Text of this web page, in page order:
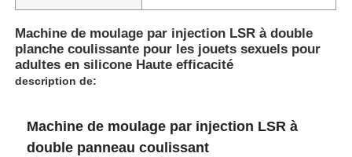
Machine de moulage par injection LSR à double
planche coulissante pour les jouets sexuels pour
adultes en silicone Haute efficacité
description de:
Machine de moulage par injection LSR à
double panneau coulissant